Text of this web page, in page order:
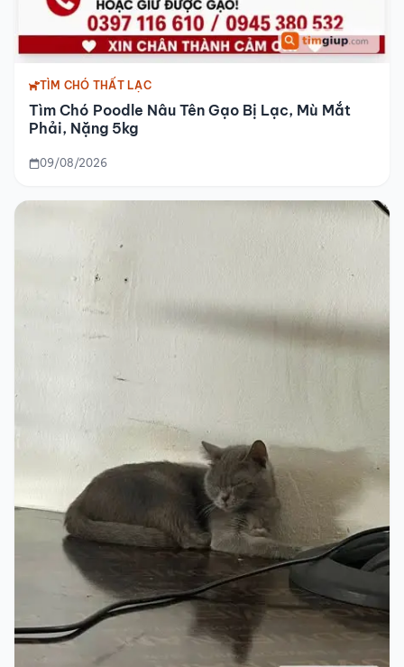
TÌM CHÓ THẤT LẠC
Tìm Chó Poodle Nâu Tên Gạo Bị Lạc, Mù Mắt
Phải, Nặng 5kg
09/08/2026